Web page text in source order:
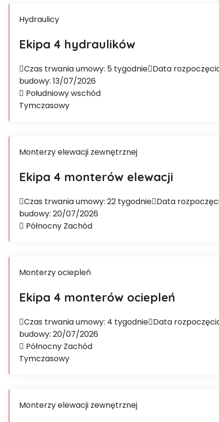
Hydraulicy
Ekipa 4 hydraulików
Czas trwania umowy: 5 tygodnie Data
budowy: 13/07/2026
Południowy wschód
Tymczasowy
Monterzy elewacji zewnętrznej
Ekipa 4 monterów elewacji
Czas trwania umowy: 22 tygodnie Data
budowy: 20/07/2026
Północny Zachód
Monterzy ociepleń
Ekipa 4 monterów ociepleń
Czas trwania umowy: 4 tygodnie Data
budowy: 20/07/2026
Północny Zachód
Tymczasowy
Monterzy elewacji zewnętrznej